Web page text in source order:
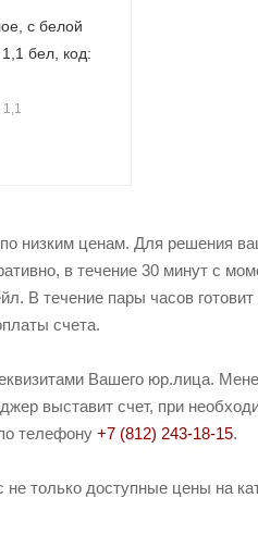
с белой
бел, код:
низким ценам. Для решения
в течение 30 минут с
В течение пары часов
счета.
Вашего юр.лица.
выставит счет, при
телефону +7 (812) 243-18-15.
только доступные цены на